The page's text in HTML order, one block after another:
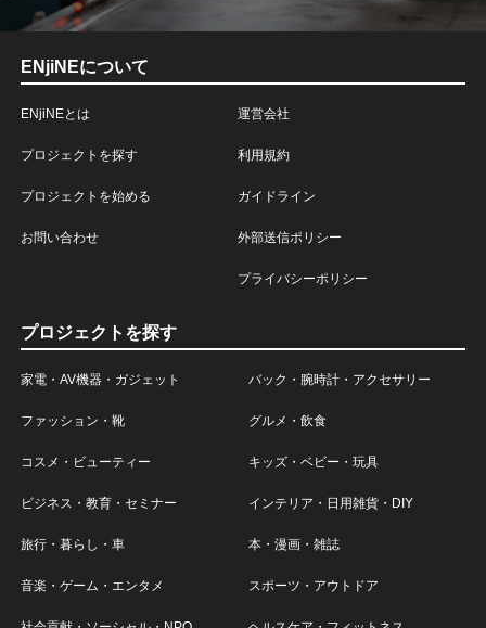
ENjiNEについて
ENjiNEとは
プロジェクトを探す
プロジェクトを始める
お問い合わせ
運営会社
利用規約
ガイドライン
外部送信ポリシー
プライバシーポリシー
プロジェクトを探す
家電・AV機器・ガジェット バック・腕時計・アクセサリー
ファッション・靴 グルメ・飲食
コスメ・ビューティー キッズ・ベビー・玩具
ビジネス・教育・セミナー インテリア・日用雑貨・DIY
旅行・暮らし・車 本・漫画・雑誌
音楽・ゲーム・エンタメ スポーツ・アウトドア